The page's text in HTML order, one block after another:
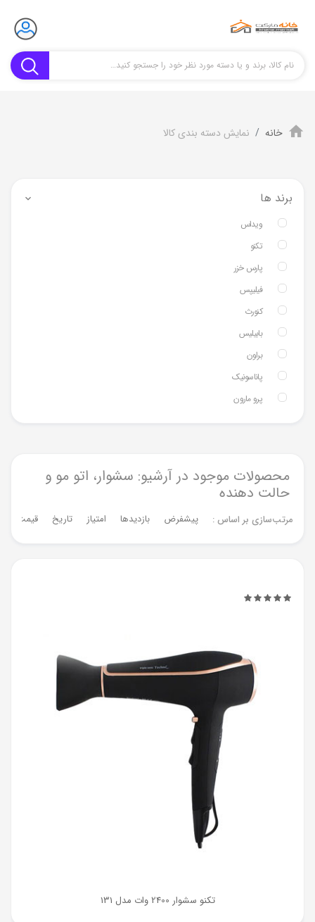
خانه نمایش دسته بندی کالا
برند ها
ویداس
تکنو
پارس خزر
فیلیپس
کنورث
بابیلیس
براون
پاناسونیک
پرو مارون
محصولات موجود در آرشیو: سشوار، اتو مو و
حالت دهنده
مرتب‌سازی بر اساس : پیشفرض بازدیدها امتیاز تاریخ قیمت
تکنو سشوار 2400 وات مدل 131